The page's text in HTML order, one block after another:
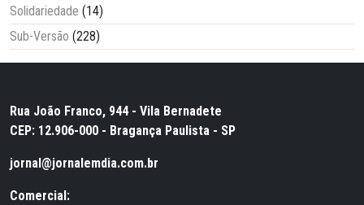
Solidariedade (14)
Sub-Versão (228)
Rua João Franco, 944 - Vila Bernadete
CEP: 12.906-000 - Bragança Paulista - SP
jornal@jornalemdia.com.br
Comercial: